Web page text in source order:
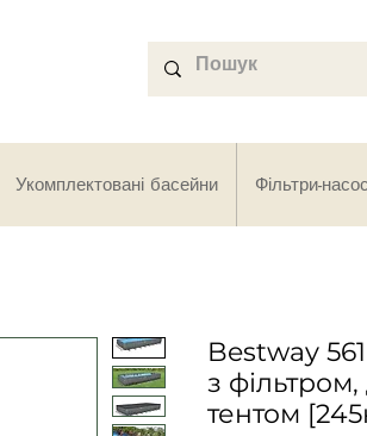
Bestway
з
тентом
Укомплектовані басейни Фільтри-